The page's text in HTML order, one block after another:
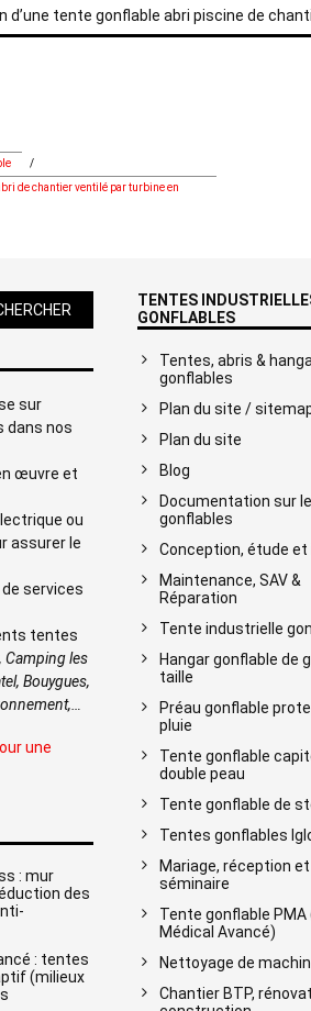
d’une tente gonflable abri piscine de
/
de chantier ventilé par turbine en
sur
dans nos
œuvre et
ou
assurer le
services
tentes
Camping les
Bouygues,
une
: mur
des
: tentes
(milieux
TENTES
GONFLABLES
Tentes, abris &
gonflables
Plan du site /
Plan du site
Blog
Documentation sur
gonflables
Conception, étude et
Maintenance, SAV &
Réparation
Tente industrielle
Hangar gonflable de
taille
Préau gonflable
pluie
Tente gonflable
double peau
Tente gonflable de
Tentes gonflables
Mariage, réception et
séminaire
Tente gonflable PMA
Médical Avancé)
Nettoyage de
Chantier BTP,